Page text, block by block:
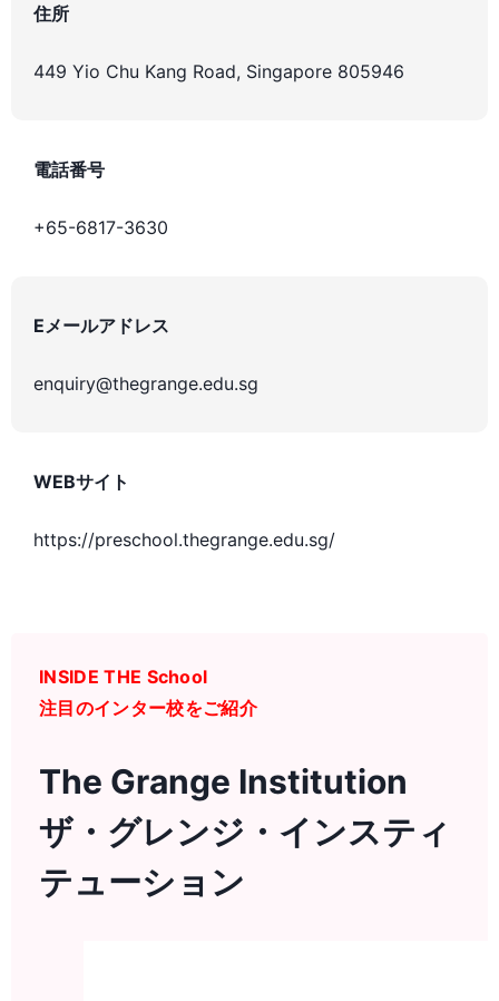
住所
449 Yio Chu Kang Road, Singapore 805946
電話番号
+65-6817-3630
Eメールアドレス
enquiry@thegrange.edu.sg
WEBサイト
https://preschool.thegrange.edu.sg/
INSIDE THE School
注目のインター校をご紹介
The Grange Institution
ザ・グレンジ・インスティ
テューション